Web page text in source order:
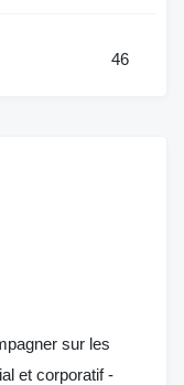
46
sur les
et corporatif -